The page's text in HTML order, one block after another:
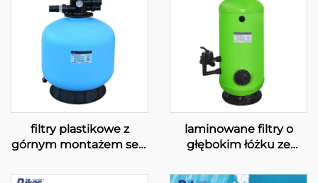
filtry plastikowe z
górnym montażem serii
laminowane filtry o
głębokim łóżku ze
montażem serii „GFD”